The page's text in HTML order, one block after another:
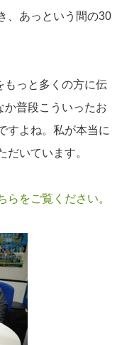
、あっという間の30
もっと多くの方に伝
か普段こういったお
すよね。私が本当に
だいています。
をご覧ください。